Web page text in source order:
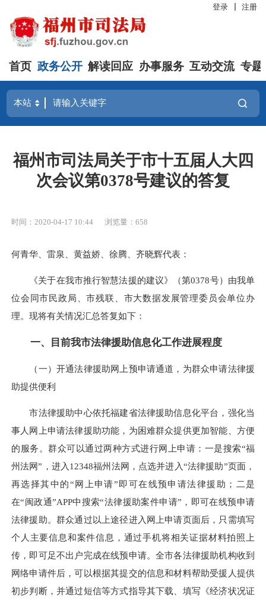
登录 注册
首页 政务公开 解读回应 办事服务 互动交流 专题
福州市司法局关于市十五届人大四
次会议第0378号建议的答复
时间：2020-04-17 10:44 浏览量：658
何青华、雷泉、黄益娇、徐腾、齐晓辉代表：
《关于在我市推行智慧法援的建议》（第0378号）由我单
位会同市民政局、市残联、市大数据发展管理委员会单位办
理。现将有关情况汇总答复如下：
一、目前我市法律援助信息化工作进展程度
（一）开通法律援助网上预申请通道，为群众申请法律援
助提供便利
市法律援助中心依托福建省法律援助信息化平台，强化当
事人网上申请法律援助功能，为困难群众提供更加智能、方便
的服务。群众可以通过两种方式进行网上申请：一是搜索“福
州法网”，进入12348福州法网，点选并进入“法律援助”页面，
再选择其中的“网上申请”即可在线预申请法律援助；二是
在“闽政通”APP中搜索“法律援助案件申请”，即可在线预申请
法律援助。群众通过以上途径进入网上申请页面后，只需填写
个人主要信息和案件信息，通过手机将相关证据材料拍照上
传，即可足不出户完成在线预申请。全市各法律援助机构收到
网络申请件后，可以根据其提交的信息和材料帮助受援人提供
初步判断，并通过短信等方式指导其下载、填写《经济状况证